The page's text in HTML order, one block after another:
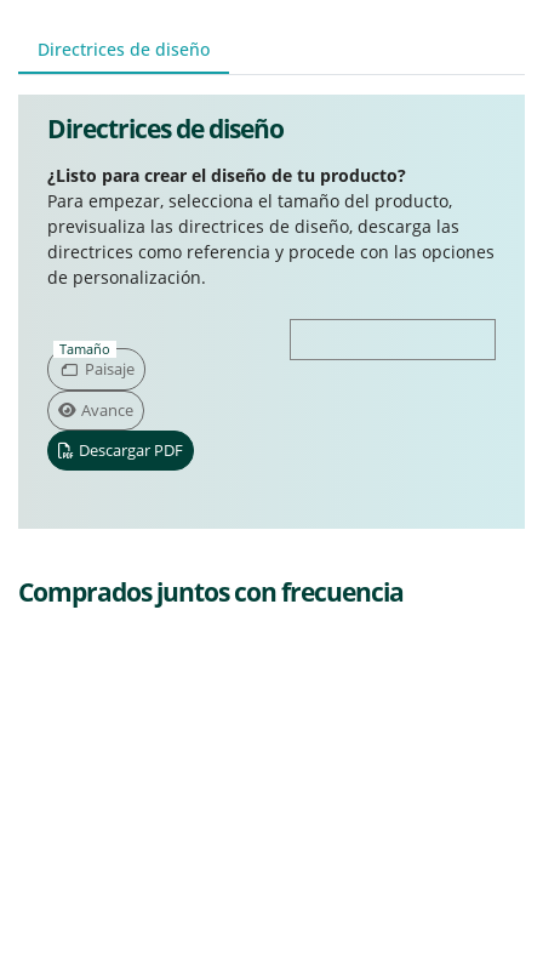
Directrices de diseño
Directrices de diseño
¿Listo para crear el diseño de tu producto?
Para empezar, selecciona el tamaño del producto,
previsualiza las directrices de diseño, descarga las
directrices como referencia y procede con las opciones
de personalización.
Tamaño
Paisaje
Avance
Descargar PDF
Comprados juntos con frecuencia